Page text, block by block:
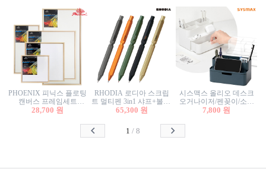
PHOENIX 피닉스 플로팅
캔버스 프레임세트
50x50cm/액자캔버스/인테
28,700 원
RHODIA 로디아 스크립
트 멀티펜 3in1 샤프+볼펜/
무광택 알루미늄 육각배
65,300 원
시스맥스 올리오 데스크
오거나이저/펜꽂이/소품
꽂이/소품함/정리함/수납
7,800 원
1 / 8